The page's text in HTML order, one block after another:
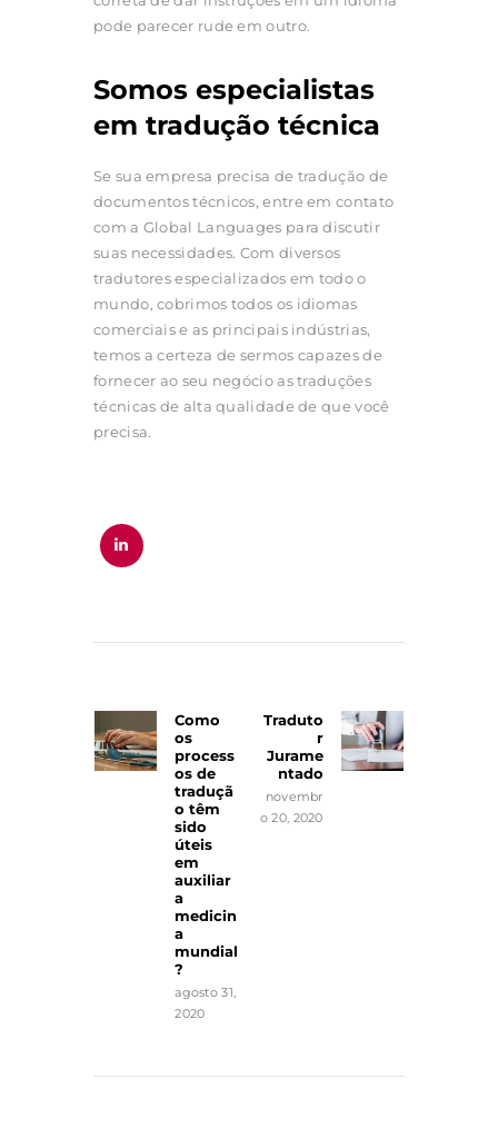
pode parecer rude em outro.
Somos especialistas
em tradução técnica
Se sua empresa precisa de tradução de
documentos técnicos, entre em contato
com a Global Languages para discutir
suas necessidades. Com diversos
tradutores especializados em todo o
mundo, cobrimos todos os idiomas
comerciais e as principais indústrias,
temos a certeza de sermos capazes de
fornecer ao seu negócio as traduções
técnicas de alta qualidade de que você
precisa.
Post
Previous
post:
Como
os
process
os de
traduçã
o têm
sido
úteis
em
auxiliar
a
medicin
a
mundial
?
agosto 31,
2020
Next
post:
Traduto
r
Jurame
ntado
novembr
o 20, 2020